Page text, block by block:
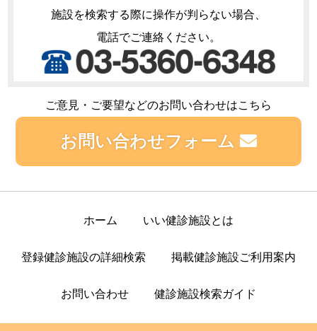
施設を検索する際に操作が判らない場合、
電話でご連絡ください。
ご意見・ご要望などのお問い合わせはこちら
お問い合わせフォーム
ホーム いい健診施設とは
登録健診施設の詳細検索 掲載健診施設ご利用案内
お問い合わせ 健診施設検索ガイド